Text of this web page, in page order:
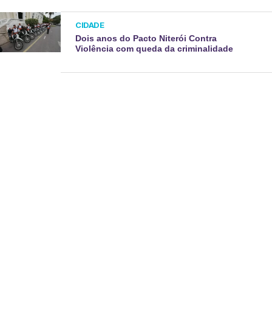
CIDADE
Dois anos do Pacto Niterói Contra
Violência com queda da criminalidade